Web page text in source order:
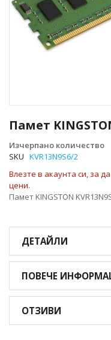
Памет
Изчерпано количество
SKU KVR13N9S6/2
Влезте в акаунта си, за
цени.
Памет KINGSTON
към
началото
на
галерия
снимки
ДЕТАЙЛИ
ПОВЕЧЕ
ОТЗИВИ